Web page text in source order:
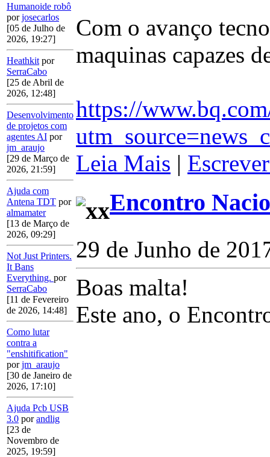
Humanoide robô
porjosecarlos
[05 de Julho de
2026, 19:27]
Heathkit por
SerraCabo
[25 de Abril de
2026, 12:48]
Desenvolvimento
de projetos com
agentes AI por
jm_araujo
[29 de Março de
2026, 21:59]
Ajuda com
Antena TDT por
almamater
[13 de Março de
2026, 09:29]
Not Just Printers.
It Bans
Everything. por
SerraCabo
[11 de Fevereiro
de 2026, 14:48]
Como lutar
contra a
"enshitification"
porjm_araujo
[30 de Janeiro de
2026, 17:10]
Ajuda Pcb USB
3.0 porandlig
[23 de
Novembro de
2025, 19:59]
Com o avanço
maquinas capazes
https://
Leia Mais |
Encontro
29 de Junho de
Boas malta!
Este ano, o